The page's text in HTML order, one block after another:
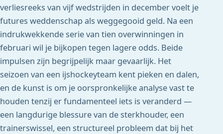
verliesreeks van vijf wedstrijden in december voelt je
futures weddenschap als weggegooid geld. Na een
indrukwekkende serie van tien overwinningen in
februari wil je bijkopen tegen lagere odds. Beide
impulsen zijn begrijpelijk maar gevaarlijk. Het
seizoen van een ijshockeyteam kent pieken en dalen,
en de kunst is om je oorspronkelijke analyse vast te
houden tenzij er fundamenteel iets is veranderd —
een langdurige blessure van de sterkhouder, een
trainerswissel, een structureel probleem dat bij het